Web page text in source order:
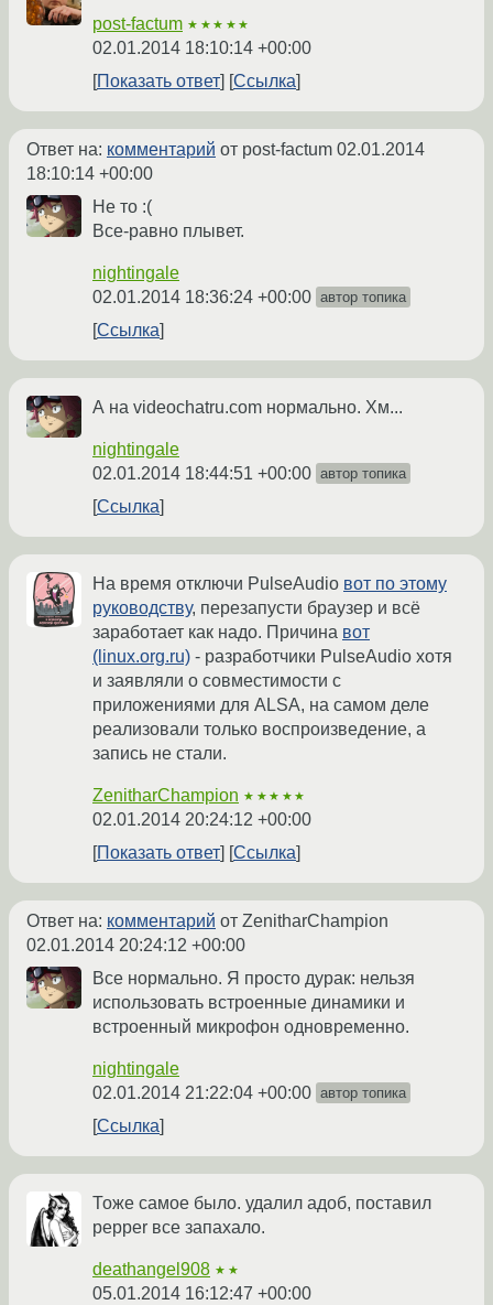
post-factum ★★★★★
02.01.2014 18:10:14 +00:00
Показать ответ
Ссылка
Ответ на: комментарий от post-factum 02.01.2014
18:10:14 +00:00
Не то :(
Все-равно плывет.
nightingale
02.01.2014 18:36:24 +00:00 автор топика
Ссылка
А на videochatru.com нормально. Хм...
nightingale
02.01.2014 18:44:51 +00:00 автор топика
Ссылка
На время отключи PulseAudio вот по этому
руководству, перезапусти браузер и всё
заработает как надо. Причина вот
(linux.org.ru) - разработчики PulseAudio хотя
и заявляли о совместимости с
приложениями для ALSA, на самом деле
реализовали только воспроизведение, а
запись не стали.
ZenitharChampion ★★★★★
02.01.2014 20:24:12 +00:00
Показать ответ
Ссылка
Ответ на: комментарий от ZenitharChampion
02.01.2014 20:24:12 +00:00
Все нормально. Я просто дурак: нельзя
использовать встроенные динамики и
встроенный микрофон одновременно.
nightingale
02.01.2014 21:22:04 +00:00 автор топика
Ссылка
Тоже самое было. удалил адоб, поставил
pepper все запахало.
deathangel908 ★★
05.01.2014 16:12:47 +00:00